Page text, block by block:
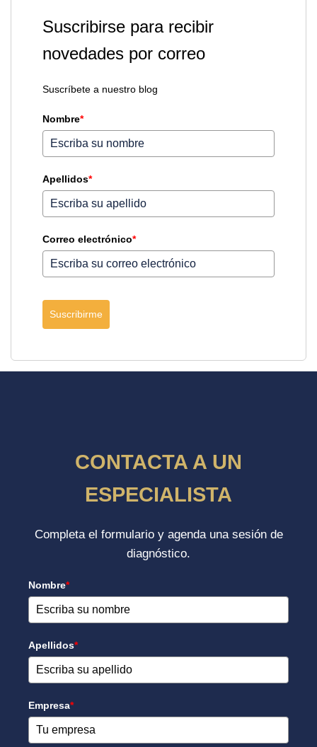
Suscribirse para recibir
novedades por correo
Suscríbete a nuestro blog
Nombre*
Apellidos*
Correo electrónico*
Suscribirme
CONTACTA A UN
ESPECIALISTA
Completa el formulario y agenda una sesión de
diagnóstico.
Nombre*
Apellidos*
Empresa*